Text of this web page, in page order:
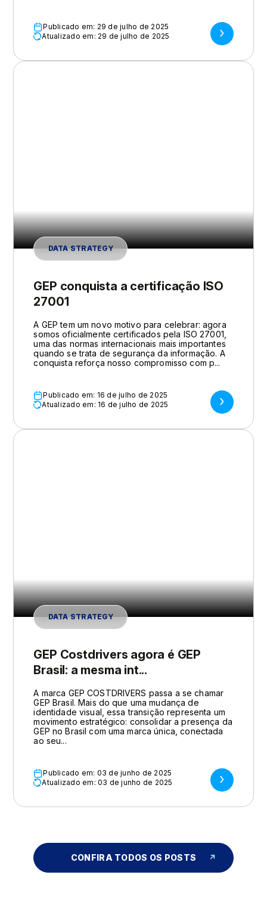
Publicado em: 29 de julho de 2025
Atualizado em: 29 de julho de 2025
DATA STRATEGY
GEP conquista a certificação ISO
27001
A GEP tem um novo motivo para celebrar: agora
somos oficialmente certificados pela ISO 27001,
uma das normas internacionais mais importantes
quando se trata de segurança da informação. A
conquista reforça nosso compromisso com p...
Publicado em: 16 de julho de 2025
Atualizado em: 16 de julho de 2025
DATA STRATEGY
GEP Costdrivers agora é GEP
Brasil: a mesma int...
A marca GEP COSTDRIVERS passa a se chamar
GEP Brasil. Mais do que uma mudança de
identidade visual, essa transição representa um
movimento estratégico: consolidar a presença da
GEP no Brasil com uma marca única, conectada
ao seu...
Publicado em: 03 de junho de 2025
Atualizado em: 03 de junho de 2025
CONFIRA TODOS OS POSTS